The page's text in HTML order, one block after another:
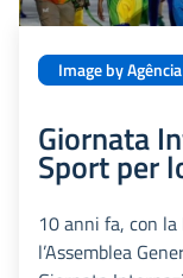
Image by
Giornata
Sport per
10 anni fa, con
l’Assemblea